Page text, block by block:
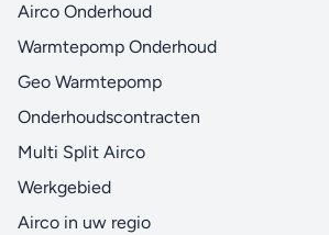
Airco Onderhoud
Warmtepomp Onderhoud
Geo Warmtepomp
Onderhoudscontracten
Multi Split Airco
Werkgebied
Airco in uw regio